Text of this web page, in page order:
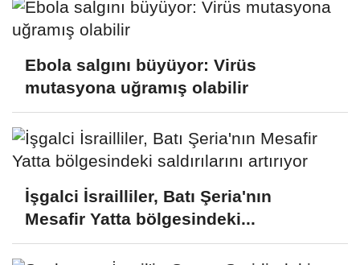
Ebola salgını büyüyor: Virüs
mutasyona uğramış olabilir
İşgalci İsrailliler, Batı Şeria'nın
Mesafir Yatta bölgesindeki...